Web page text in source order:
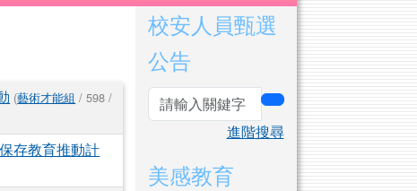
(藝術才能組 / 598 /
存教育推動計
右邊區域內容
校安人員甄選
公告
search
進階搜尋
美感教育